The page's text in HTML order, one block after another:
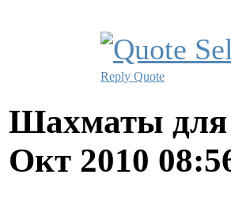
Reply Quote
Шахматы для
Окт 2010